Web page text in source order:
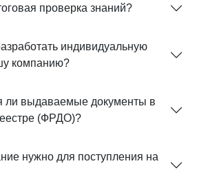
проверка знаний?
индивидуальную
компанию?
ли выдаваемые документы в
(ФРДО)?
нужно для поступления на